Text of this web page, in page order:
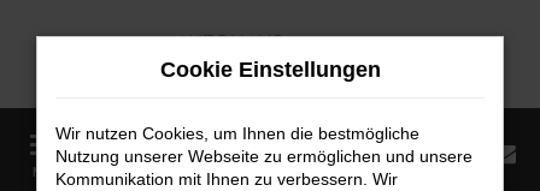
Zum
MENÜ
Startseite Fahrzeugangebote Fahrzeugmarkt
Cookie Einstellungen
Wir nutzen Cookies, um Ihnen die bestmögliche
Nutzung unserer Webseite zu ermöglichen und unsere
Kommunikation mit Ihnen zu verbessern. Wir